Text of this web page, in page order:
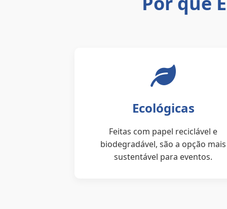
Ecológicas
Feitas com papel reciclável e
biodegradável, são a opção mais
sustentável para eventos.